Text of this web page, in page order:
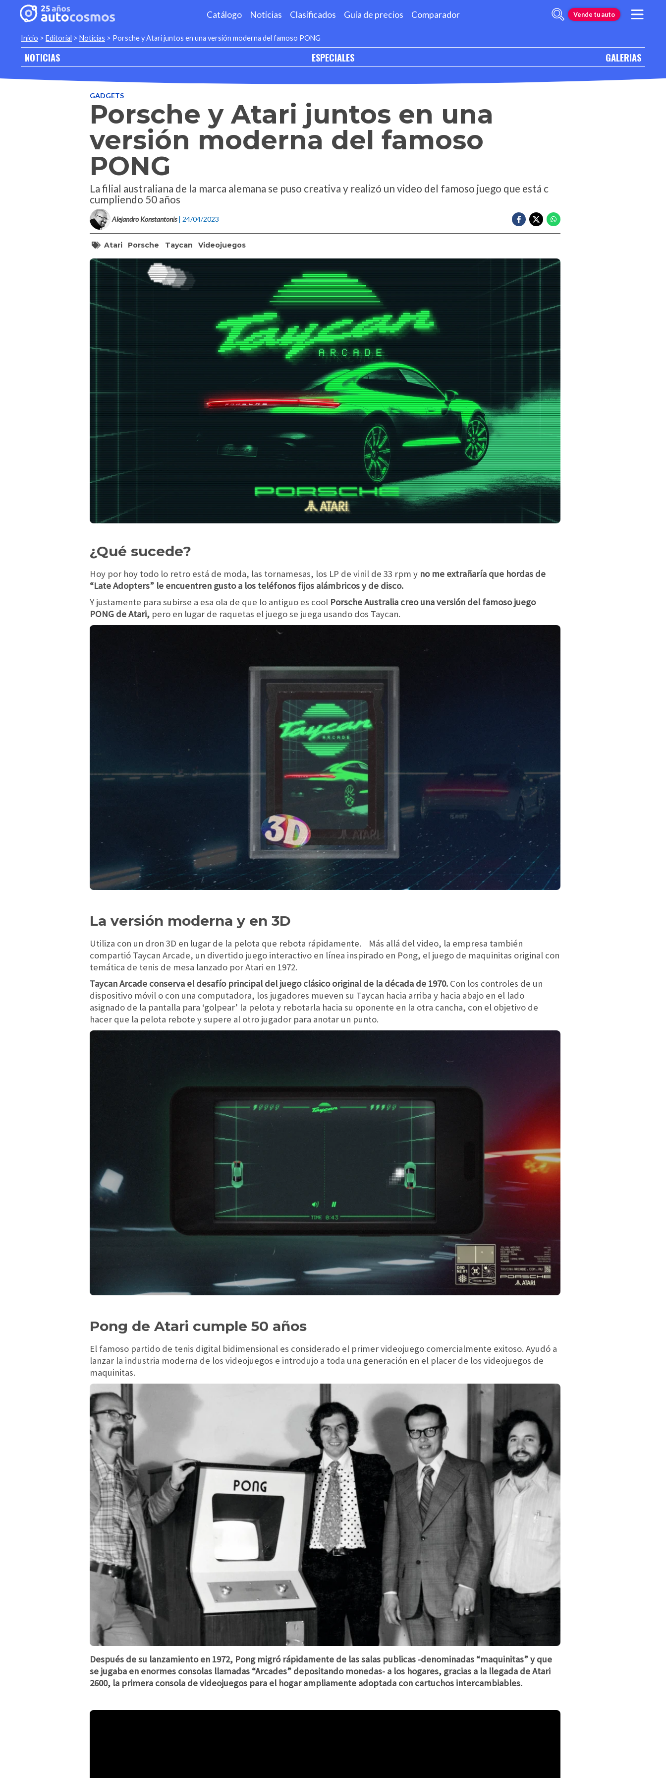
Catálogo Noticias Clasificados Guía de precios Comparador Vende tu auto
Inicio > Editorial > Noticias > Porsche y Atari juntos en una versión moderna del famoso PONG
NOTICIAS ESPECIALES GALERIAS
GADGETS
Porsche y Atari juntos en una
versión moderna del famoso
PONG
La filial australiana de la marca alemana se puso creativa y realizó un video del famoso juego que está c
cumpliendo 50 años
Alejandro Konstantonis | 24/04/2023
Atari Porsche Taycan Videojuegos
¿Qué sucede?
Hoy por hoy todo lo retro está de moda, las tornamesas, los LP de vinil de 33 rpm y no me extrañaría que hordas de
“Late Adopters” le encuentren gusto a los teléfonos fijos alámbricos y de disco.
Y justamente para subirse a esa ola de que lo antiguo es cool Porsche Australia creo una versión del famoso juego
PONG de Atari, pero en lugar de raquetas el juego se juega usando dos Taycan.
La versión moderna y en 3D
Utiliza con un dron 3D en lugar de la pelota que rebota rápidamente. Más allá del video, la empresa también
compartió Taycan Arcade, un divertido juego interactivo en línea inspirado en Pong, el juego de maquinitas original con
temática de tenis de mesa lanzado por Atari en 1972.
Taycan Arcade conserva el desafío principal del juego clásico original de la década de 1970. Con los controles de un
dispositivo móvil o con una computadora, los jugadores mueven su Taycan hacia arriba y hacia abajo en el lado
asignado de la pantalla para ‘golpear’ la pelota y rebotarla hacia su oponente en la otra cancha, con el objetivo de
hacer que la pelota rebote y supere al otro jugador para anotar un punto.
Pong de Atari cumple 50 años
El famoso partido de tenis digital bidimensional es considerado el primer videojuego comercialmente exitoso. Ayudó a
lanzar la industria moderna de los videojuegos e introdujo a toda una generación en el placer de los videojuegos de
maquinitas.
Después de su lanzamiento en 1972, Pong migró rápidamente de las salas publicas -denominadas “maquinitas” y que
se jugaba en enormes consolas llamadas “Arcades” depositando monedas- a los hogares, gracias a la llegada de Atari
2600, la primera consola de videojuegos para el hogar ampliamente adoptada con cartuchos intercambiables.